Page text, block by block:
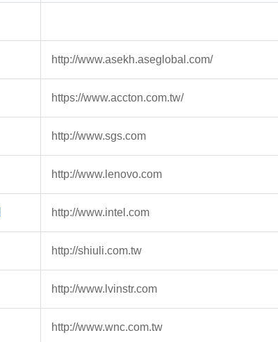
http://www.asekh.aseglobal.com/
https://www.accton.com.tw/
http://www.sgs.com
http://www.lenovo.com
http://www.intel.com
http://shiuli.com.tw
http://www.lvinstr.com
http://www.wnc.com.tw